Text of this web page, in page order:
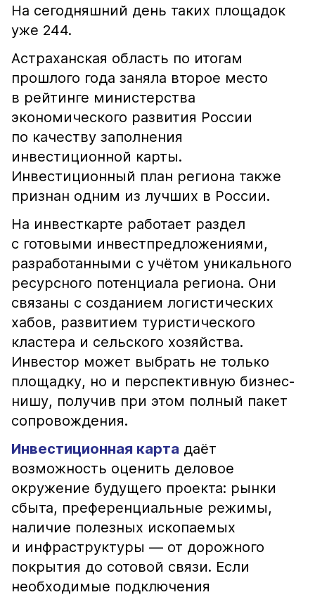
На сегодняшний день таких площадок
уже 244.
Астраханская область по итогам
прошлого года заняла второе место
в рейтинге министерства
экономического развития России
по качеству заполнения
инвестиционной карты.
Инвестиционный план региона также
признан одним из лучших в России.
На инвесткарте работает раздел
с готовыми инвестпредложениями,
разработанными с учётом уникального
ресурсного потенциала региона. Они
связаны с созданием логистических
хабов, развитием туристического
кластера и сельского хозяйства.
Инвестор может выбрать не только
площадку, но и перспективную бизнес-
нишу, получив при этом полный пакет
сопровождения.
Инвестиционная карта даёт
возможность оценить деловое
окружение будущего проекта: рынки
сбыта, преференциальные режимы,
наличие полезных ископаемых
и инфраструктуры — от дорожного
покрытия до сотовой связи. Если
необходимые подключения